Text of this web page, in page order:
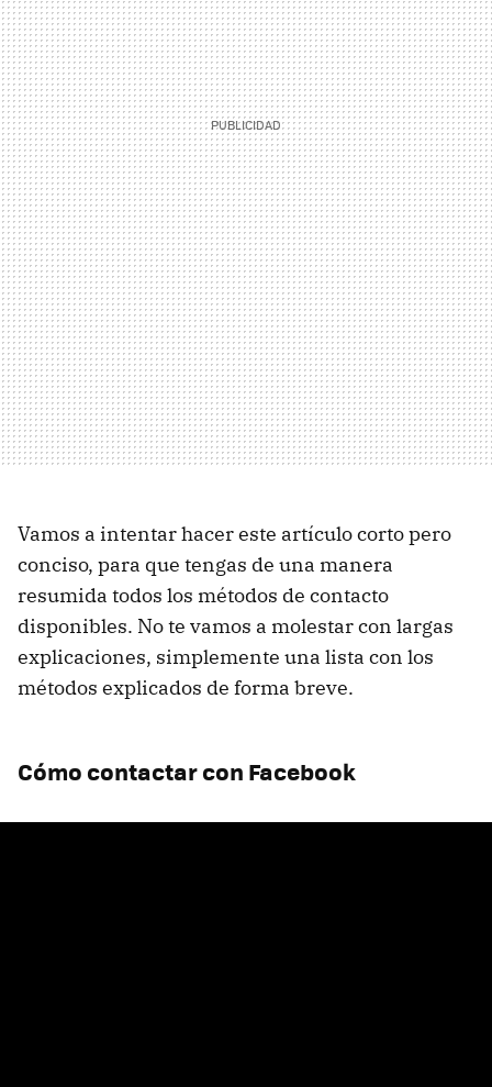
Vamos a intentar hacer este artículo corto pero
conciso, para que tengas de una manera
resumida todos los métodos de contacto
disponibles. No te vamos a molestar con largas
explicaciones, simplemente una lista con los
métodos explicados de forma breve.
Cómo contactar con Facebook